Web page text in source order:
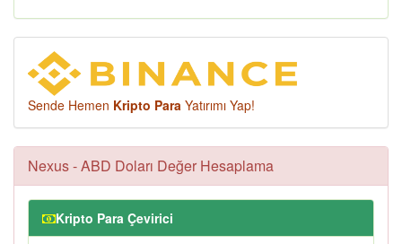
Sende Hemen Kripto Para Yatırımı Yap!
Nexus - ABD Doları Değer Hesaplama
Kripto Para Çevirici